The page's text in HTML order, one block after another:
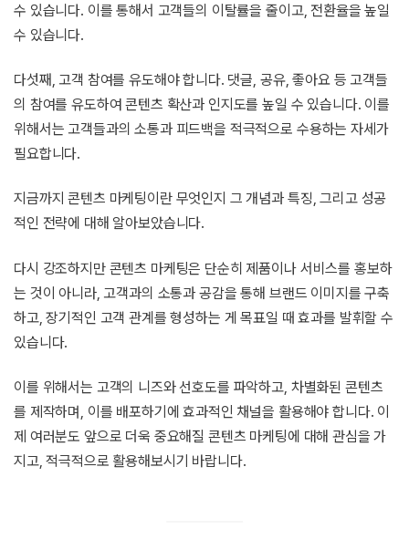
수 있습니다. 이를 통해서 고객들의 이탈률을 줄이고, 전환율을 높일
수 있습니다.
다섯째, 고객 참여를 유도해야 합니다. 댓글, 공유, 좋아요 등 고객들
의 참여를 유도하여 콘텐츠 확산과 인지도를 높일 수 있습니다. 이를
위해서는 고객들과의 소통과 피드백을 적극적으로 수용하는 자세가
필요합니다.
지금까지 콘텐츠 마케팅이란 무엇인지 그 개념과 특징, 그리고 성공
적인 전략에 대해 알아보았습니다.
다시 강조하지만 콘텐츠 마케팅은 단순히 제품이나 서비스를 홍보하
는 것이 아니라, 고객과의 소통과 공감을 통해 브랜드 이미지를 구축
하고, 장기적인 고객 관계를 형성하는 게 목표일 때 효과를 발휘할 수
있습니다.
이를 위해서는 고객의 니즈와 선호도를 파악하고, 차별화된 콘텐츠
를 제작하며, 이를 배포하기에 효과적인 채널을 활용해야 합니다. 이
제 여러분도 앞으로 더욱 중요해질 콘텐츠 마케팅에 대해 관심을 가
지고, 적극적으로 활용해보시기 바랍니다.